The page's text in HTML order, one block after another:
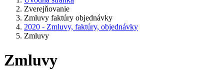
Zverejňovanie
Zmluvy faktúry objednávky
2020 - Zmluvy, faktúry, objednávky
Zmluvy
Zmluvy